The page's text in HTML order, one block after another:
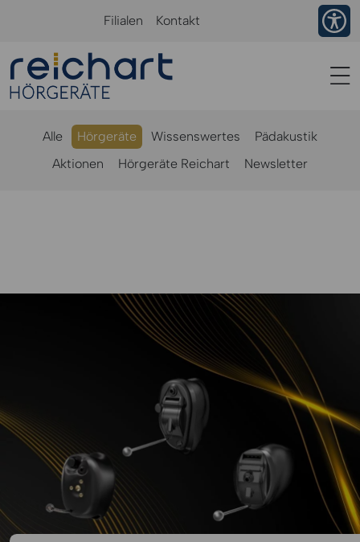
Filialen Kontakt
Alle Hörgeräte Wissenswertes
Pädakustik
Aktionen
Hörgeräte Reichart Newsletter